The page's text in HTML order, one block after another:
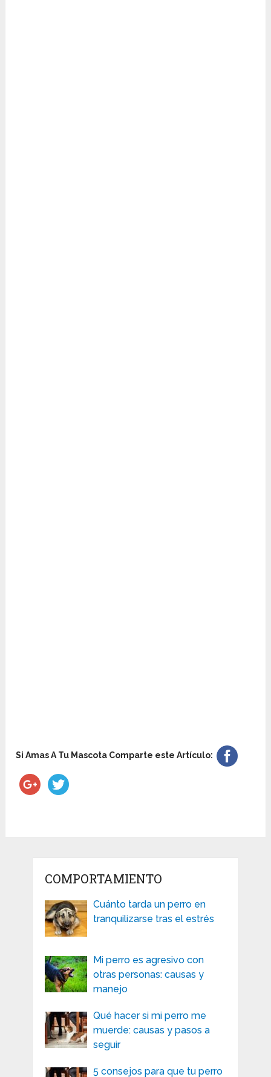
Si Amas A Tu Mascota Comparte este Artículo:
COMPORTAMIENTO
Cuánto tarda un perro en
tranquilizarse tras el estrés
Mi perro es agresivo con
otras personas: causas y
manejo
Qué hacer si mi perro me
muerde: causas y pasos a
seguir
5 consejos para que tu perro